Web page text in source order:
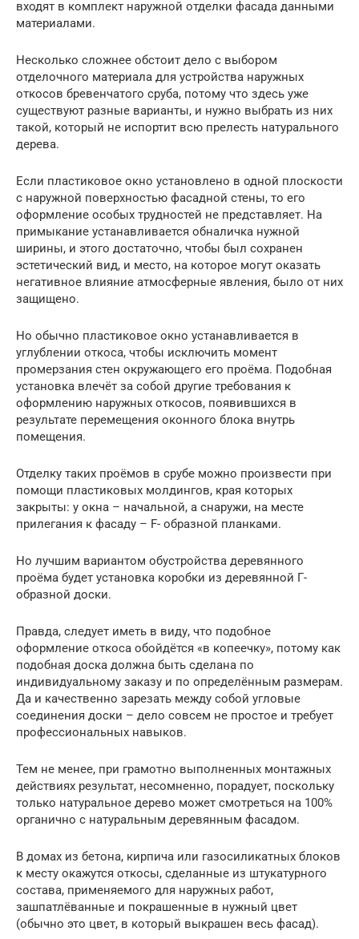
входят в комплект наружной отделки фасада данными
материалами.
Несколько сложнее обстоит дело с выбором
отделочного материала для устройства наружных
откосов бревенчатого сруба, потому что здесь уже
существуют разные варианты, и нужно выбрать из них
такой, который не испортит всю прелесть натурального
дерева.
Если пластиковое окно установлено в одной плоскости
с наружной поверхностью фасадной стены, то его
оформление особых трудностей не представляет. На
примыкание устанавливается обналичка нужной
ширины, и этого достаточно, чтобы был сохранен
эстетический вид, и место, на которое могут оказать
негативное влияние атмосферные явления, было от них
защищено.
Но обычно пластиковое окно устанавливается в
углублении откоса, чтобы исключить момент
промерзания стен окружающего его проёма. Подобная
установка влечёт за собой другие требования к
оформлению наружных откосов, появившихся в
результате перемещения оконного блока внутрь
помещения.
Отделку таких проёмов в срубе можно произвести при
помощи пластиковых молдингов, края которых
закрыты: у окна – начальной, а снаружи, на месте
прилегания к фасаду – F- образной планками.
Но лучшим вариантом обустройства деревянного
проёма будет установка коробки из деревянной Г-
образной доски.
Правда, следует иметь в виду, что подобное
оформление откоса обойдётся «в копеечку», потому как
подобная доска должна быть сделана по
индивидуальному заказу и по определённым размерам.
Да и качественно зарезать между собой угловые
соединения доски – дело совсем не простое и требует
профессиональных навыков.
Тем не менее, при грамотно выполненных монтажных
действиях результат, несомненно, порадует, поскольку
только натуральное дерево может смотреться на 100%
органично с натуральным деревянным фасадом.
В домах из бетона, кирпича или газосиликатных блоков
к месту окажутся откосы, сделанные из штукатурного
состава, применяемого для наружных работ,
зашпатлёванные и покрашенные в нужный цвет
(обычно это цвет, в который выкрашен весь фасад).